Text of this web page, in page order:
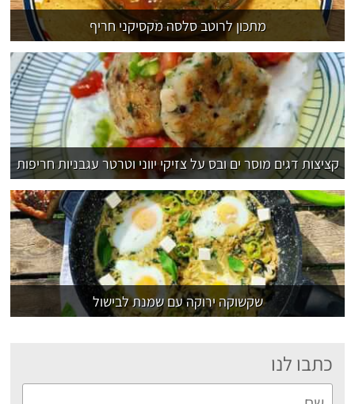
מתכון לרוטב סלסה מקסיקני חריף
קציצות דגים מוסר ים ובס על צזיקי יווני וטרטר עגבניות חריפות
שקשוקה ירוקה עם שמנת לבישול
כתבו לנו